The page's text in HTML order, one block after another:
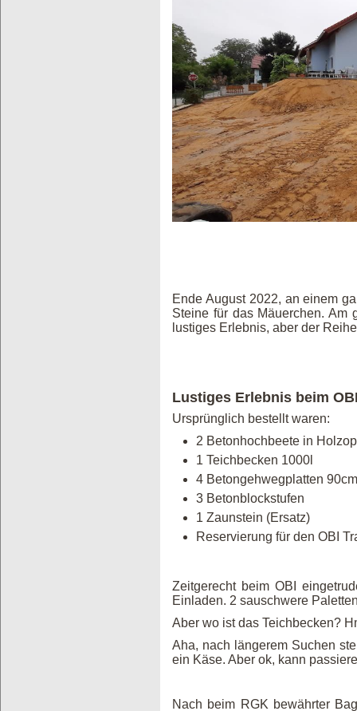
Ende August 2022, an einem
Steine für das Mäuerchen. Am
lustiges Erlebnis, aber der
Lustiges Erlebnis beim
Ursprünglich bestellt waren:
2 Betonhochbeete in
1 Teichbecken 1000l
4 Betongehwegplatten
3 Betonblockstufen
1 Zaunstein (Ersatz)
Reservierung für den OBI
Zeitgerecht beim OBI
Einladen. 2 sauschwere
Aber wo ist das Teichbecken?
Aha, nach längerem Suchen
ein Käse. Aber ok, kann
Nach beim RGK bewährter